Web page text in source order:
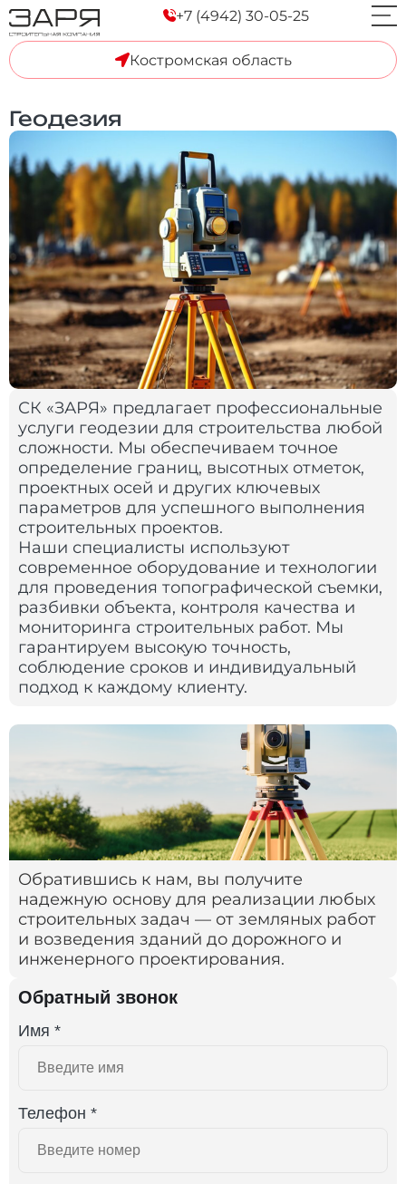
Костромская область
+7 (4942) 30-05-25
Геодезия
СК «ЗАРЯ» предлагает профессиональные
услуги геодезии для строительства любой
сложности. Мы обеспечиваем точное
определение границ, высотных отметок,
проектных осей и других ключевых
параметров для успешного выполнения
строительных проектов.
Наши специалисты используют
современное оборудование и технологии
для проведения топографической съемки,
разбивки объекта, контроля качества и
мониторинга строительных работ. Мы
гарантируем высокую точность,
соблюдение сроков и индивидуальный
подход к каждому клиенту.
Обратный звонок
Имя *
Телефон *
Обратившись к нам, вы получите
надежную основу для реализации любых
строительных задач — от земляных работ
и возведения зданий до дорожного и
инженерного проектирования.